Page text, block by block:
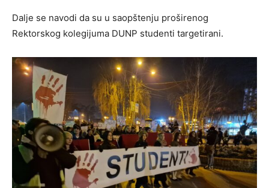
Dalje se navodi da su u saopštenju proširenog
Rektorskog kolegijuma DUNP studenti targetirani.